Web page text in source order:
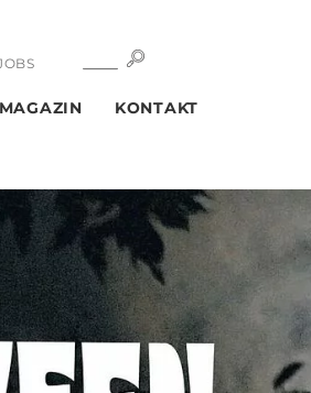
SUCHE
MAGAZIN KONTAKT